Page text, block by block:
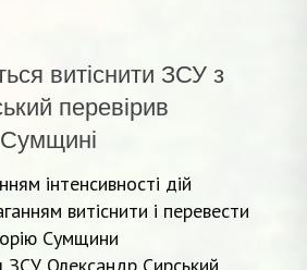
витіснити ЗСУ з
перевірив
інтенсивності дій
витіснити і перевести
Сумщини
ЗСУ Олександр Сирський